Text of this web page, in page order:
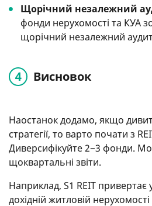
Щорічний незалежний
фонди нерухомості та КУА
щорічний незалежний аудит
Висновок
Наостанок додамо, якщо
стратегії, то варто почати з
Диверсифікуйте 2−3 фонди.
щоквартальні звіти.
Наприклад, S1 REIT привертає
дохідній житловій